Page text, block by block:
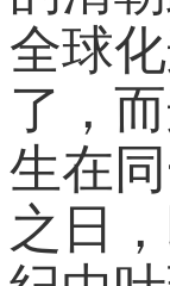
全球
了，
生在
之日